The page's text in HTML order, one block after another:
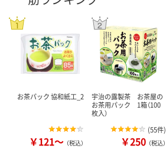
お茶パック 協和紙工_2
￥121～ （税込）
宇治の露製茶 お茶屋の
お茶用パック 1箱（100
枚入）
(55件)
￥250 （税込）